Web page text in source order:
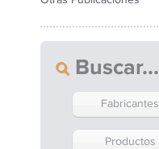
Buscar
Fabricantes
Productos